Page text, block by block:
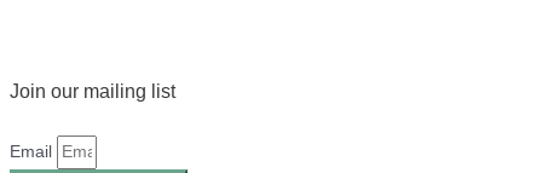
Join our mailing list
Email